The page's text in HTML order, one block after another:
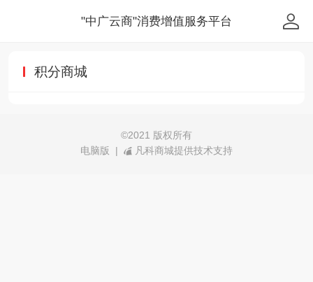
"中广云商"消费增值服务平台
积分商城
©2021 版权所有
电脑版
| 凡科商城提供技术支持